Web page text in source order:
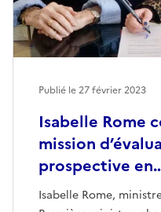
Isabelle Rome
mission
prospective
Isabelle Rome,
Publié le27 février 2023